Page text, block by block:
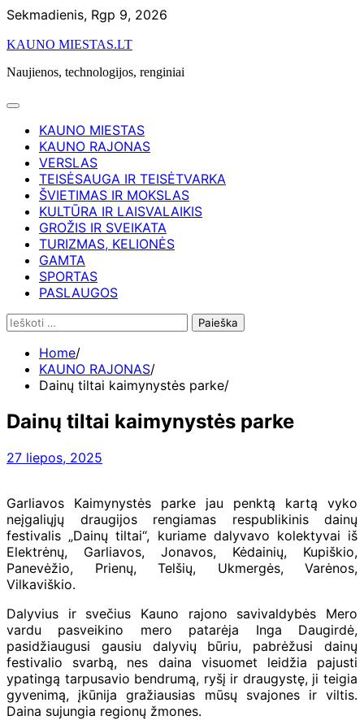
Skip
content
Sekmadienis, Rgp 9, 2026
KAUNO MIESTAS.LT
Naujienos, technologijos, renginiai
KAUNO MIESTAS
KAUNO RAJONAS
VERSLAS
TEISĖSAUGA IR TEISĖTVARKA
ŠVIETIMAS IR MOKSLAS
KULTŪRA IR LAISVALAIKIS
GROŽIS IR SVEIKATA
TURIZMAS, KELIONĖS
GAMTA
SPORTAS
PASLAUGOS
Ieškoti:
Home
KAUNO RAJONAS
Dainų tiltai kaimynystės parke
Dainų tiltai kaimynystės parke
27 liepos, 2025
Garliavos Kaimynystės parke jau penktą kartą vyko
neįgaliųjų draugijos rengiamas respublikinis dainų
festivalis „Dainų tiltai“, kuriame dalyvavo kolektyvai iš
Elektrėnų, Garliavos, Jonavos, Kėdainių, Kupiškio,
Panevėžio, Prienų, Telšių, Ukmergės, Varėnos,
Vilkaviškio.
Dalyvius ir svečius Kauno rajono savivaldybės Mero
vardu pasveikino mero patarėja Inga Daugirdė,
pasidžiaugusi gausiu dalyvių būriu, pabrėžusi dainų
festivalio svarbą, nes daina visuomet leidžia pajusti
ypatingą tarpusavio bendrumą, ryšį ir draugystę, ji teigia
gyvenimą, įkūnija gražiausias mūsų svajones ir viltis.
Daina sujungia regionų žmones.